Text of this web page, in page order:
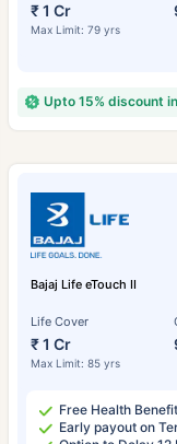
₹ 1 Cr
Max Limit: 79 yrs
Upto 15% discount
Bajaj Life eTouch II
Life Cover
₹ 1 Cr
Max Limit: 85 yrs
Free Health
Early payout on